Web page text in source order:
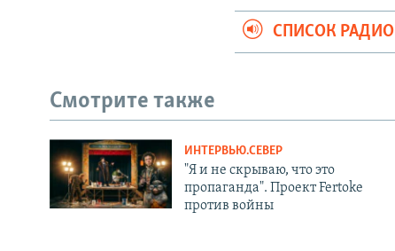
СПИСОК
Смотрите также
ИНТЕРВЬЮ.СЕВЕР
"Я и не скрываю, что это
пропаганда". Проект Fertoke
против войны